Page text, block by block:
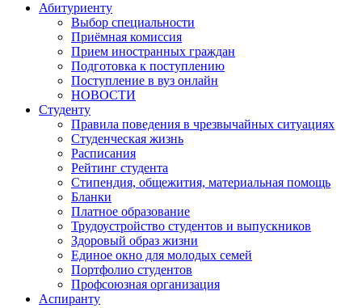
Абитуриенту
Выбор специальности
Приёмная комиссия
Прием иностранных граждан
Подготовка к поступлению
Поступление в вуз онлайн
НОВОСТИ
Студенту
Правила поведения в чрезвычайных ситуациях
Студенческая жизнь
Расписания
Рейтинг студента
Стипендия, общежития, материальная помощь
Бланки
Платное образование
Трудоустройство студентов и выпускников
Здоровый образ жизни
Единое окно для молодых семей
Портфолио студентов
Профсоюзная организация
Аспиранту